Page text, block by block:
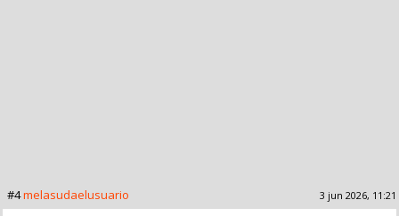
#4melasudaelusuario 3 jun 2026, 11:21